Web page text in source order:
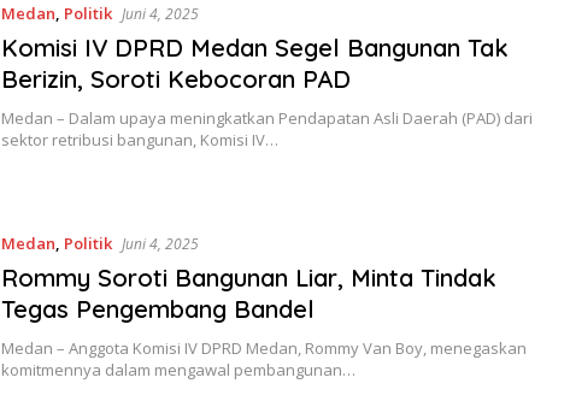
Medan, Politik Juni 4, 2025
Komisi IV DPRD Medan Segel Bangunan Tak
Berizin, Soroti Kebocoran PAD
Medan – Dalam upaya meningkatkan Pendapatan Asli Daerah (PAD) dari
sektor retribusi bangunan, Komisi IV…
Medan, Politik Juni 4, 2025
Rommy Soroti Bangunan Liar, Minta Tindak
Tegas Pengembang Bandel
Medan – Anggota Komisi IV DPRD Medan, Rommy Van Boy, menegaskan
komitmennya dalam mengawal pembangunan…